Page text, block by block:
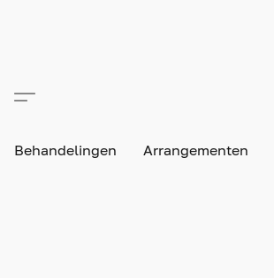
Behandelingen Arrangementen